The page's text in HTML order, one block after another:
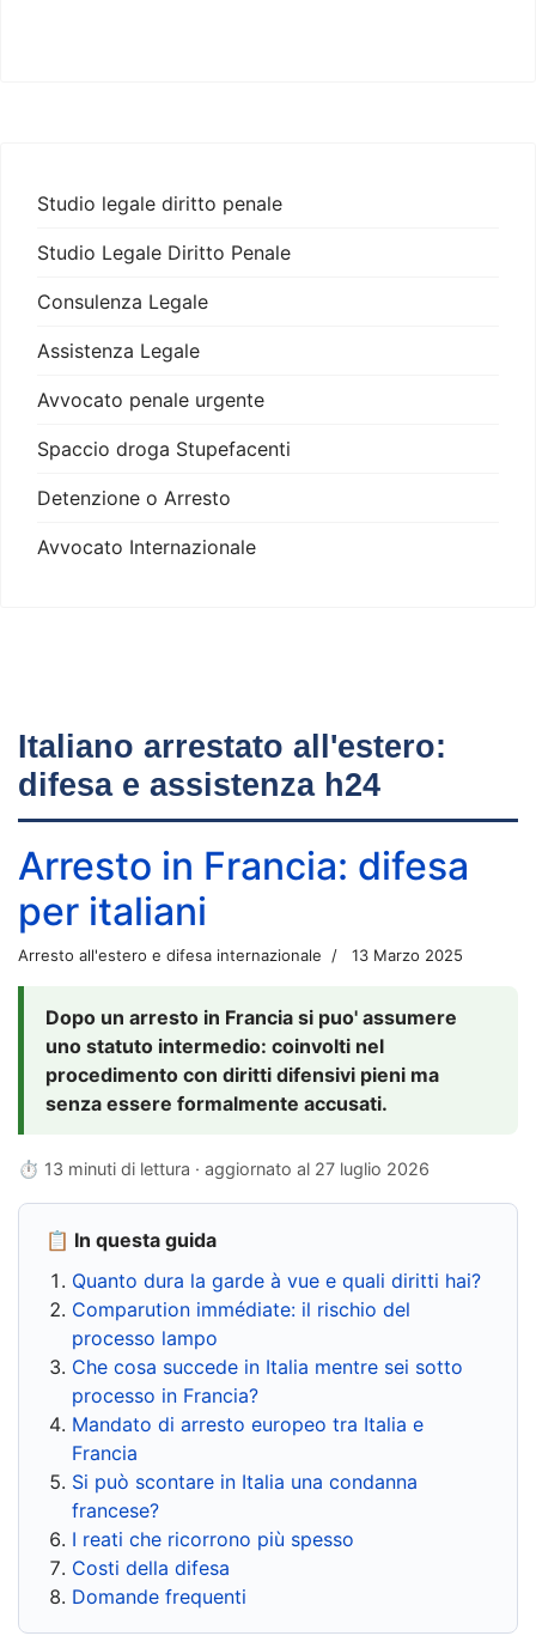
Studio legale diritto penale
Studio Legale Diritto Penale
Consulenza Legale
Assistenza Legale
Avvocato penale urgente
Spaccio droga Stupefacenti
Detenzione o Arresto
Avvocato Internazionale
Italiano arrestato all'estero:
difesa e assistenza h24
Arresto in Francia: difesa
per italiani
Arresto all'estero e difesa internazionale 13 Marzo 2025
Dopo un arresto in Francia si puo' assumere
uno statuto intermedio: coinvolti nel
procedimento con diritti difensivi pieni ma
senza essere formalmente accusati.
⏱ 13 minuti di lettura · aggiornato al 27 luglio 2026
📋 In questa guida
Quanto dura la garde à vue e quali diritti hai?
Comparution immédiate: il rischio del
processo lampo
Che cosa succede in Italia mentre sei sotto
processo in Francia?
Mandato di arresto europeo tra Italia e
Francia
Si può scontare in Italia una condanna
francese?
I reati che ricorrono più spesso
Costi della difesa
Domande frequenti